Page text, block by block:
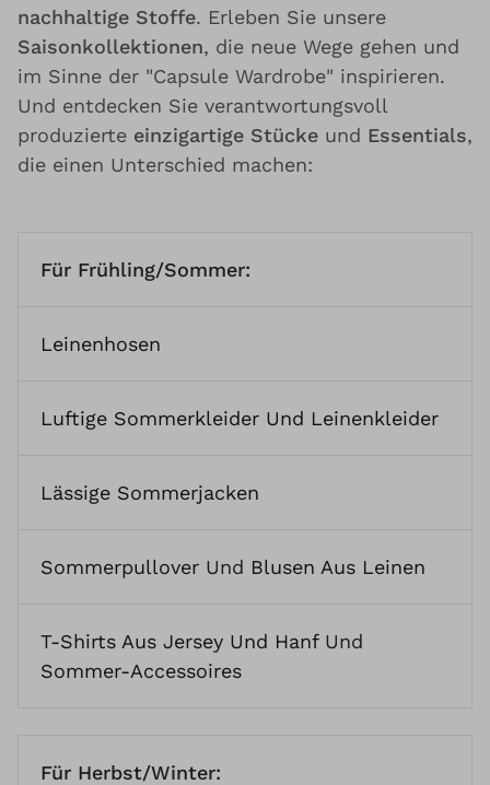
nachhaltige Stoffe. Erleben Sie unsere
Saisonkollektionen, die neue Wege gehen und
im Sinne der "Capsule Wardrobe" inspirieren.
Und entdecken Sie verantwortungsvoll
produzierte einzigartige Stücke und Essentials,
die einen Unterschied machen:
Für Frühling/Sommer:
Leinenhosen
Luftige Sommerkleider Und Leinenkleider
Lässige Sommerjacken
Sommerpullover Und Blusen Aus Leinen
T-Shirts Aus Jersey Und HanfUnd
Sommer-Accessoires
Für Herbst/Winter: